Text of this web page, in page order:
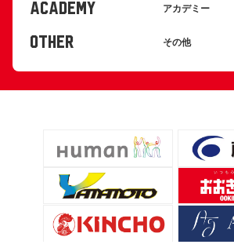
ACADEMY アカデミー
OTHER その他